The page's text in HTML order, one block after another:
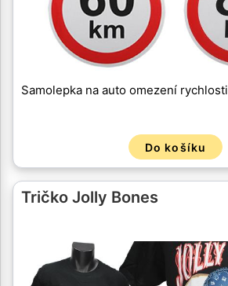
Samolepka na auto omezení rychlosti
Do košíku
Tričko Jolly Bones